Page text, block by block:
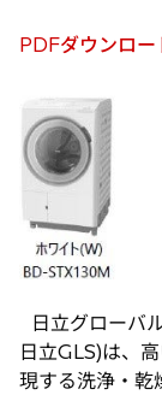
PDFダウンロー
新
タ
ブ
開
く
日立グローバ
日立GLS)は、
現する洗浄・乾